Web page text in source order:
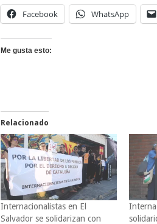
Facebook WhatsApp
Me gusta esto:
Relacionado
Internacionalistas en El
Salvador se solidarizan con